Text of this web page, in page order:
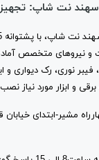
سهند نت شاپ:
و نیروهای متخصص
نوری، رک دیواری و
و ابزار مورد نیاز